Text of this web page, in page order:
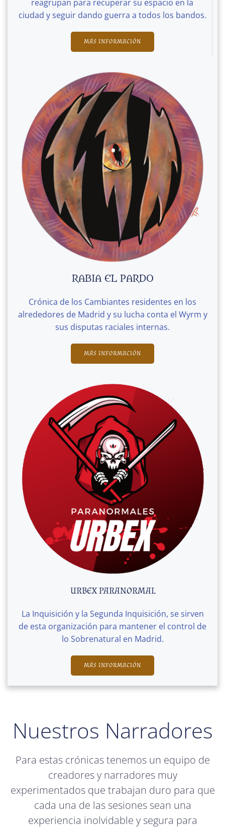
reagrupan para recuperar su espacio en la
ciudad y seguir dando guerra a todos los bandos.
MÁS INFORMACIÓN
RABIA EL PARDO
Crónica de los Cambiantes residentes en los
alrededores de Madrid y su lucha conta el Wyrm y
sus disputas raciales internas.
MÁS INFORMACIÓN
URBEX PARANORMAL
La Inquisición y la Segunda Inquisición, se sirven
de esta organización para mantener el control de
lo Sobrenatural en Madrid.
MÁS INFORMACIÓN
Nuestros Narradores
Para estas crónicas tenemos un equipo de
creadores y narradores muy
experimentados que trabajan duro para que
cada una de las sesiones sean una
experiencia inolvidable y segura para